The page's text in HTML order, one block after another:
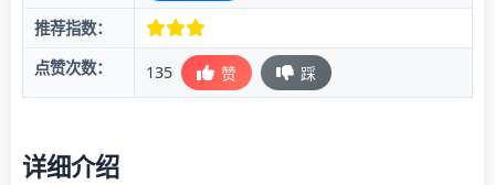
推荐指数：
点赞次数：
135 赞 踩
详细介绍